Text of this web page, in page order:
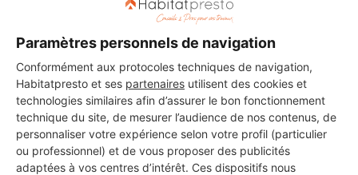
Paramètres personnels de navigation
Conformément aux protocoles techniques de navigation,
Habitatpresto et ses partenaires utilisent des cookies et
technologies similaires afin d’assurer le bon fonctionnement
technique du site, de mesurer l’audience de nos contenus, de
personnaliser votre expérience selon votre profil (particulier
ou professionnel) et de vous proposer des publicités
adaptées à vos centres d’intérêt. Ces dispositifs nous
DEMANDER UN DEVIS
Les 1 autres Carreleurs pour
vos travaux à Boisgervilly